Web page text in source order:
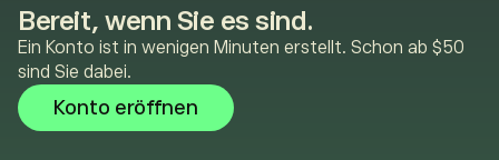
Bereit, wenn Sie es sind.
Ein Konto ist in wenigen Minuten erstellt. Schon ab $50
sind Sie dabei.
Konto eröffnen